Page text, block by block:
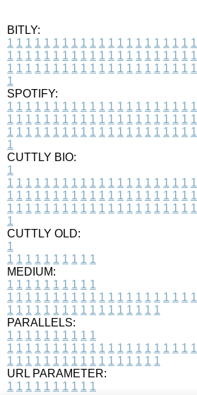
BITLY:
1 1 1 1 1 1 1 1 1 1 1 1 1 1 1 1 1 1 1 1 1
1 1 1 1 1 1 1 1 1 1 1 1 1 1 1 1 1 1 1 1 1
1 1 1 1 1 1 1 1 1 1 1 1 1 1 1 1 1 1 1 1 1
1
SPOTIFY:
1 1 1 1 1 1 1 1 1 1 1 1 1 1 1 1 1 1 1 1 1
1 1 1 1 1 1 1 1 1 1 1 1 1 1 1 1 1 1 1 1 1
1 1 1 1 1 1 1 1 1 1 1 1 1 1 1 1 1 1 1 1 1
1
CUTTLY BIO:
1
1 1 1 1 1 1 1 1 1 1 1 1 1 1 1 1 1 1 1 1 1
1 1 1 1 1 1 1 1 1 1 1 1 1 1 1 1 1 1 1 1 1
1 1 1 1 1 1 1 1 1 1 1 1 1 1 1 1 1 1 1 1 1
1
CUTTLY OLD:
1
1 1 1 1 1 1 1 1 1 1
MEDIUM:
1 1 1 1 1 1 1 1 1 1
1 1 1 1 1 1 1 1 1 1 1 1 1 1 1 1 1 1 1 1 1
1 1 1 1 1 1 1 1 1 1 1 1 1 1 1 1 1
PARALLELS:
1 1 1 1 1 1 1 1 1 1
1 1 1 1 1 1 1 1 1 1 1 1 1 1 1 1 1 1 1 1 1
1 1 1 1 1 1 1 1 1 1 1 1 1 1 1 1 1
URL PARAMETER:
1 1 1 1 1 1 1 1 1 1